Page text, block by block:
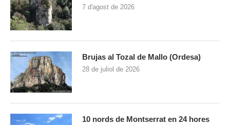
7 d'agost de 2026
Brujas al Tozal de Mallo (Ordesa)
28 de juliol de 2026
10 nords de Montserrat en 24 hores